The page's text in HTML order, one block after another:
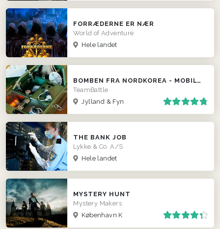
FORRÆDERNE ER NÆR
World of Adventure
Hele landet
BOMBEN FRA NORDKOREA - MOBILT ESCAPE ROOM
TeamBattle
Jylland & Fyn
THE BANK JOB
Lykke & Co. A/S
Hele landet
MYSTERY HUNT
Mystery Makers
København K